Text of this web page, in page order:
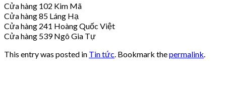
Cửa hàng 102 Kim Mã
Cửa hàng 85 Láng Hạ
Cửa hàng 241 Hoàng Quốc Việt
Cửa hàng 539 Ngô Gia Tự
This entry was posted in Tin tức . Bookmark thepermalink